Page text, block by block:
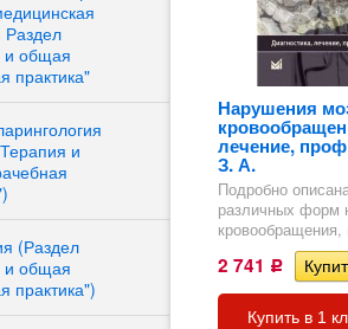
и общая
практика"
и
(Раздел
и общая
практика")
Нарушения
лечение,
З. А.
Подробно
различных форм
2 741 Р
Купить в 1